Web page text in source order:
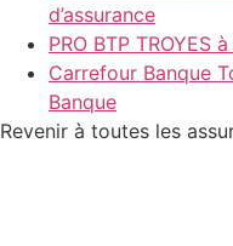
d’assurance
PRO BTP TROYES
Carrefour Banque
Banque
Revenir à toutes les